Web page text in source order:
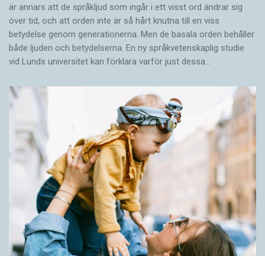
är annars att de språkljud som ingår i ett visst ord ändrar sig
över tid, och att orden inte är så hårt knutna till en viss
betydelse genom generationerna. Men de basala orden behåller
både ljuden och betydelserna. En ny språkvetenskaplig studie
vid Lunds universitet kan förklara varför just dessa…